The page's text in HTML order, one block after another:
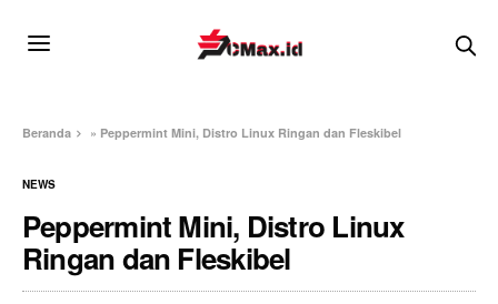
Beranda » Peppermint Mini, Distro Linux Ringan dan Fleskibel
NEWS
Peppermint Mini, Distro Linux
Ringan dan Fleskibel